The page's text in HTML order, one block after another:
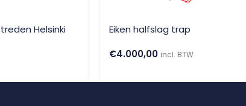
Helsinki
Eiken halfslag trap
€4.000,00 incl. BTW